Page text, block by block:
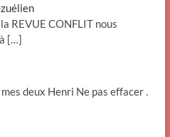
REVUE CONFLIT nous
[…]
deux Henri Ne pas effacer .